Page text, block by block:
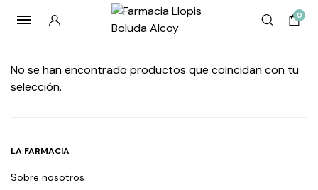
0
No se han encontrado productos que coincidan con tu
selección.
LA FARMACIA
Sobre nosotros